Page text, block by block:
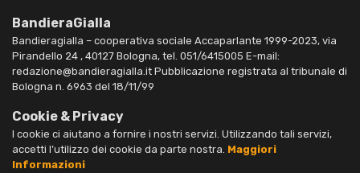
BandieraGialla
Bandieragialla – cooperativa sociale Accaparlante 1999-2023, via
Pirandello 24 , 40127 Bologna, tel. 051/6415005 E-mail:
redazione@bandieragialla.it Pubblicazione registrata al tribunale di
Bologna n. 6963 del 18/11/99
Cookie & Privacy
I cookie ci aiutano a fornire i nostri servizi. Utilizzando tali servizi,
accetti l’utilizzo dei cookie da parte nostra. Maggiori
Informazioni